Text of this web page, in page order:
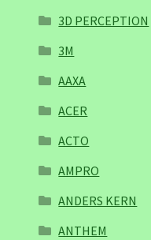
3D PERCEPTION
3M
AAXA
ACER
ACTO
AMPRO
ANDERS KERN
ANTHEM